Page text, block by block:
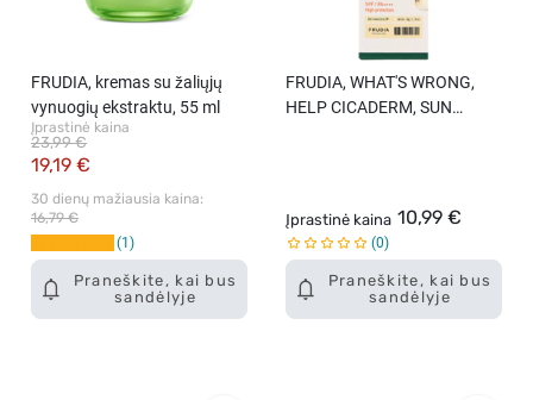
Praneškite, kai bus
sandėlyje
FRUDIA, kremas su žaliųjų
vynuogių ekstraktu, 55 ml
Įprastinė kaina
19,19 €
23,99 €
30 dienų mažiausia kaina:
16,79 €
1
Praneškite, kai bus
sandėlyje
FRUDIA, WHAT'S WRONG,
HELP CICADERM, SUN
Įprastinė kaina 10,99 €
0